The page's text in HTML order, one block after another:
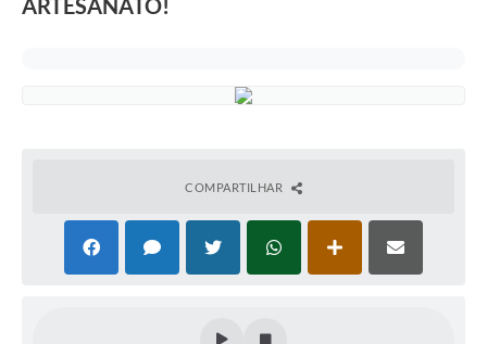
Meio Ambiente
ARTESANATO!
COMPARTILHAR